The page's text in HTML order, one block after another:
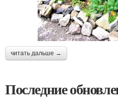
читать дальше →
Последние